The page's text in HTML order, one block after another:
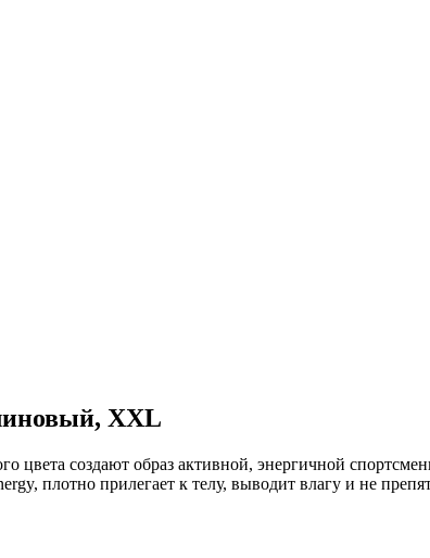
XXL
цвета создают образ активной, энергичной
плотно прилегает к телу, выводит влагу и не